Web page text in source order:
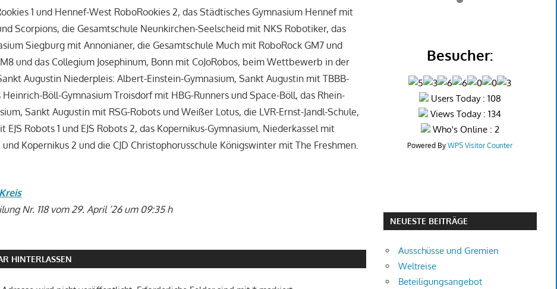
1 und Hennef-West RoboRookies 2, das Städtisches Gymnasium Hennef mit
Scorpions, die Gesamtschule Neunkirchen-Seelscheid mit NKS Robotiker, das
Siegburg mit Annonianer, die Gesamtschule Much mit RoboRock GM7 und
und das Collegium Josephinum, Bonn mit CoJoRobos, beim Wettbewerb in der
Augustin Niederpleis: Albert-Einstein-Gymnasium, Sankt Augustin mit TBBB-
Heinrich-Böll-Gymnasium Troisdorf mit HBG-Runners und Space-Böll, das Rhein-
Sankt Augustin mit RSG-Robots und Weißer Lotus, die LVR-Ernst-Jandl-Schule,
EJS Robots 1 und EJS Robots 2, das Kopernikus-Gymnasium, Niederkassel mit
und Kopernikus 2 und die CJD Christophorusschule Königswinter mit The Freshmen.
Nr. 118 vom 29. April ’26 um 09:35 h
HINTERLASSEN
2
Besucher:
Users Today : 108
Views Today : 134
Who's Online : 2
Powered ByWPS Visitor Counter
NEUESTE BEITRÄGE
Ausschüsse und Gremien
Weltreise
Beteiligungsangebot